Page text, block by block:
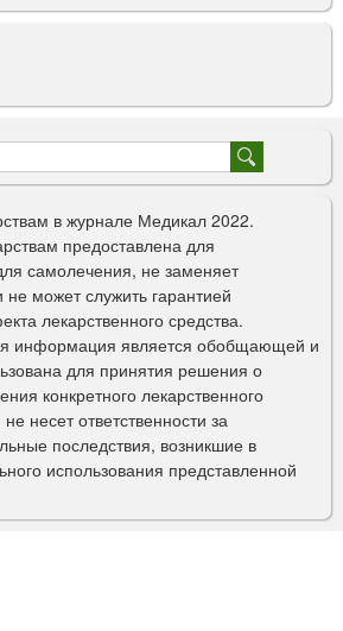
в журнале Медикал 2022.
предоставлена для
самолечения, не заменяет
не может служить гарантией
лекарственного средства.
информация является обобщающей и
для принятия решения о
конкретного лекарственного
несет ответственности за
последствия, возникшие в
использования представленной